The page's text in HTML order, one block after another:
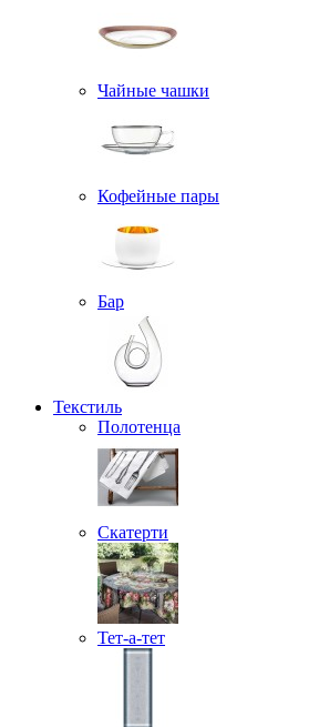
Чайные чашки
Кофейные пары
Бар
Текстиль
Полотенца
Скатерти
Тет-а-тет